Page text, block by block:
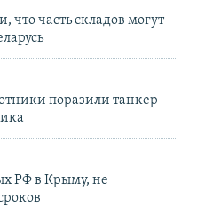
часть складов могут
поразили танкер
РФ в Крыму, не